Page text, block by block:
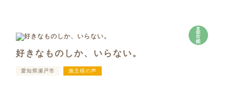
見
学
可
能
好きなものしか、いらない。
愛知県瀬戸市 施主様の声